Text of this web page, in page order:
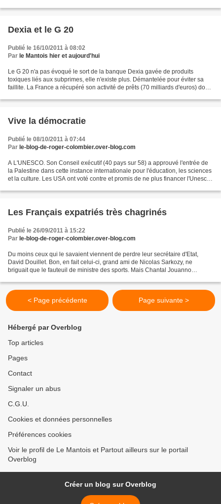
Dexia et le G 20
Publié le 16/10/2011 à 08:02
Par le Mantois hier et aujourd'hui
Le G 20 n'a pas évoqué le sort de la banque Dexia gavée de produits
toxiques liés aux subprimes, elle n'existe plus. Démantelée pour éviter sa
faillite. La France a récupéré son activité de prêts (70 milliards d'euros) dont
Vive la démocratie
Publié le 08/10/2011 à 07:44
Par le-blog-de-roger-colombier.over-blog.com
A L'UNESCO. Son Conseil exécutif (40 pays sur 58) a approuvé l'entrée de
la Palestine dans cette instance internationale pour l'éducation, les sciences
et la culture. Les USA ont voté contre et promis de ne plus financer l'Unesco
Les Français expatriés très chagrinés
Publié le 26/09/2011 à 15:22
Par le-blog-de-roger-colombier.over-blog.com
Du moins ceux qui le savaient viennent de perdre leur secrétaire d'Etat,
David Douillet. Bon, en fait celui-ci, grand ami de Nicolas Sarkozy, ne
briguait que le fauteuil de ministre des sports. Mais Chantal Jouanno
< Page précédente Page suivante >
Hébergé par Overblog
Top articles
Pages
Contact
Signaler un abus
C.G.U.
Cookies et données personnelles
Préférences cookies
Voir le profil de Le Mantois et Partout ailleurs sur le portail
Overblog
Créer un blog sur Overblog